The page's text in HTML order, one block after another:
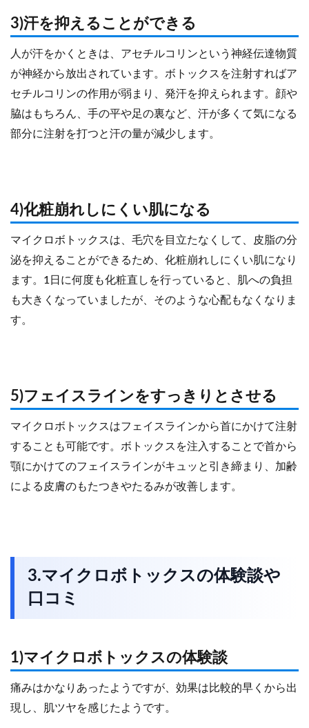
3)汗を抑えることができる
人が汗をかくときは、アセチルコリンという神経伝達物質
が神経から放出されています。ボトックスを注射すればア
セチルコリンの作用が弱まり、発汗を抑えられます。顔や
脇はもちろん、手の平や足の裏など、汗が多くて気になる
部分に注射を打つと汗の量が減少します。
4)化粧崩れしにくい肌になる
マイクロボトックスは、毛穴を目立たなくして、皮脂の分
泌を抑えることができるため、化粧崩れしにくい肌になり
ます。1日に何度も化粧直しを行っていると、肌への負担
も大きくなっていましたが、そのような心配もなくなりま
す。
5)フェイスラインをすっきりとさせる
マイクロボトックスはフェイスラインから首にかけて注射
することも可能です。ボトックスを注入することで首から
顎にかけてのフェイスラインがキュッと引き締まり、加齢
による皮膚のもたつきやたるみが改善します。
3.マイクロボトックスの体験談や
口コミ
1)マイクロボトックスの体験談
痛みはかなりあったようですが、効果は比較的早くから出
現し、肌ツヤを感じたようです。